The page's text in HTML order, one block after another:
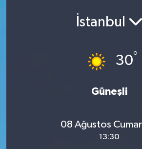
İstanbul
30°
Güneşli
08 Ağustos
13:30